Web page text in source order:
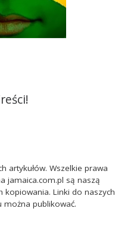
artykułów. Wszelkie prawa
jamaica.com.pl są naszą
kopiowania. Linki do naszych
można publikować.